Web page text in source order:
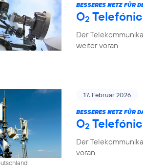
BESSERES NETZ FÜR
O2
Der
weiter voran
17. Februar 2026
BESSERES NETZ FÜR
O2
Der
voran